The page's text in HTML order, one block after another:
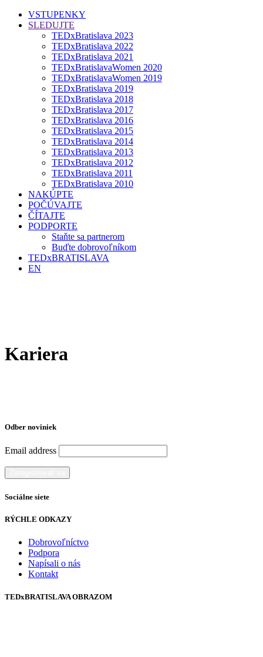
VSTUPENKY
SLEDUJTE
TEDxBratislava 2023
TEDxBratislava 2022
TEDxBratislava 2021
TEDxBratislavaWomen 2020
TEDxBratislavaWomen 2019
TEDxBratislava 2019
TEDxBratislava 2018
TEDxBratislava 2017
TEDxBratislava 2016
TEDxBratislava 2015
TEDxBratislava 2014
TEDxBratislava 2013
TEDxBratislava 2012
TEDxBratislava 2011
TEDxBratislava 2010
NAKÚPTE
POČÚVAJTE
ČÍTAJTE
PODPORTE
Staňte sa partnerom
Buďte dobrovoľníkom
TEDxBRATISLAVA
EN
Kariera
Odber noviniek
Email address
Sociálne siete
RÝCHLE ODKAZY
Dobrovoľníctvo
Podpora
Napísali o nás
Kontakt
TEDxBRATISLAVA OBRAZOM